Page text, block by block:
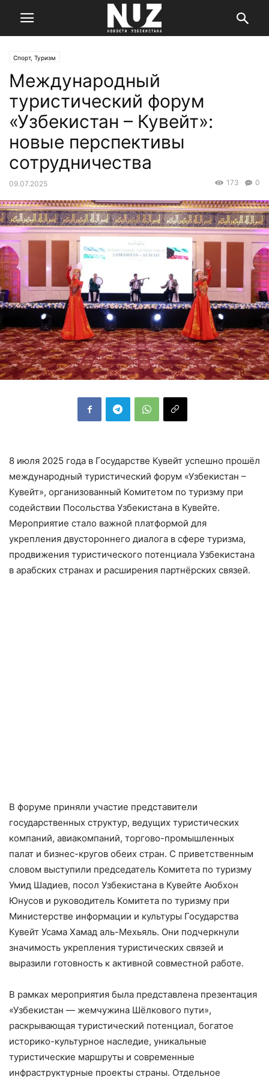
Спорт, Туризм
Международный
туристический форум
«Узбекистан – Кувейт»:
новые перспективы
сотрудничества
09.07.2025 0
173
8 июля 2025 года в Государстве Кувейт успешно прошёл
международный туристический форум «Узбекистан –
Кувейт», организованный Комитетом по туризму при
содействии Посольства Узбекистана в Кувейте.
Мероприятие стало важной платформой для
укрепления двустороннего диалога в сфере туризма,
продвижения туристического потенциала Узбекистана
в арабских странах и расширения партнёрских связей.
В форуме приняли участие представители
государственных структур, ведущих туристических
компаний, авиакомпаний, торгово-промышленных
палат и бизнес-кругов обеих стран. С приветственным
словом выступили председатель Комитета по туризму
Умид Шадиев, посол Узбекистана в Кувейте Аюбхон
Юнусов и руководитель Комитета по туризму при
Министерстве информации и культуры Государства
Кувейт Усама Хамад аль-Мехьяль. Они подчеркнули
значимость укрепления туристических связей и
выразили готовность к активной совместной работе.
В рамках мероприятия была представлена презентация
«Узбекистан — жемчужина Шёлкового пути»,
раскрывающая туристический потенциал, богатое
историко-культурное наследие, уникальные
туристические маршруты и современные
инфраструктурные проекты страны. Отдельное